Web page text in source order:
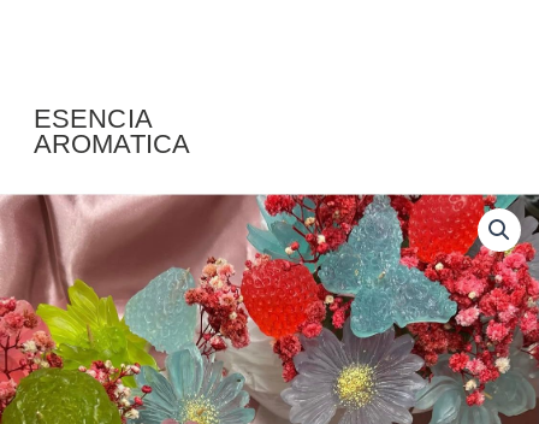
ESENCIA
AROMATICA
#7
cantidad